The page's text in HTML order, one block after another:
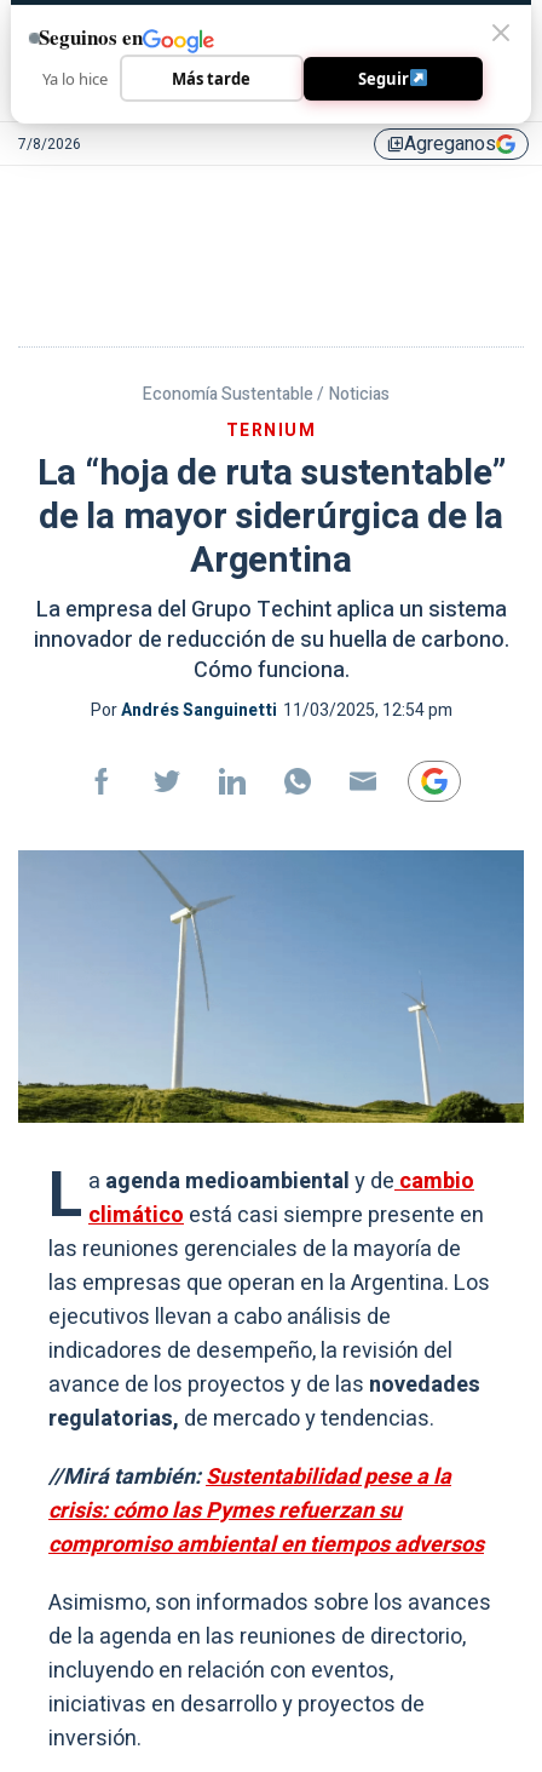
7/8/2026 library_addAgreganos
Economía Sustentable / Noticias
TERNIUM
La “hoja de ruta sustentable”
de la mayor siderúrgica de la
Argentina
La empresa del Grupo Techint aplica un sistema
innovador de reducción de su huella de carbono.
Cómo funciona.
PorAndrés Sanguinetti 11/03/2025, 12:54 pm
L a agenda medioambientaly decambio
climáticoestá casi siempre presente en
las reuniones gerenciales de la mayoría de
las empresas que operan en la Argentina. Los
ejecutivos llevan a cabo análisis de
indicadores de desempeño, la revisión del
avance de los proyectos y de las novedades
regulatorias, de mercado y tendencias.
//Mirá también:Sustentabilidad pese a la
crisis: cómo las Pymes refuerzan su
compromiso ambiental en tiempos adversos
Asimismo, son informados sobre los avances
de la agenda en las reuniones de directorio,
incluyendo en relación con eventos,
iniciativas en desarrollo y proyectos de
inversión.
Seguinos en
Ya lo hice Más tarde Seguir